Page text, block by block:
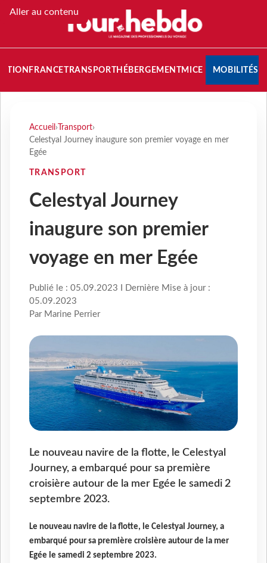
Aller au contenu
FRANCETRANSPORT HÉBERGEMENTMICE MOBILITÉS
Accueil › Transport›
Celestyal Journey inaugure son premier voyage en mer
Egée
TRANSPORT
Celestyal Journey
inaugure son premier
voyage en mer Egée
Publié le : 05.09.2023 I Dernière Mise à jour :
05.09.2023
Par Marine Perrier
Le nouveau navire de la flotte, le Celestyal
Journey, a embarqué pour sa première
croisière autour de la mer Egée le samedi 2
septembre 2023.
Le nouveau navire de la flotte, le Celestyal Journey, a
embarqué pour sa première croisière autour de la mer
Egée le samedi 2 septembre 2023.